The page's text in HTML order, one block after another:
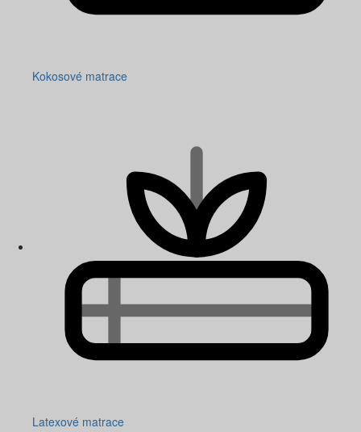
Kokosové matrace
Latexové matrace